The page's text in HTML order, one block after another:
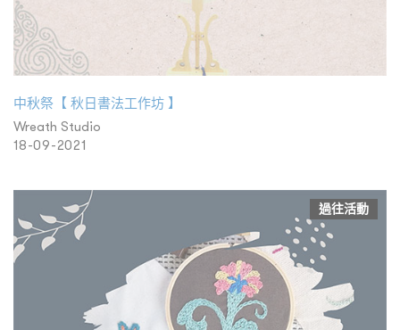
中秋祭【 秋日書法工作坊 】
Wreath Studio
18-09-2021
過往活動